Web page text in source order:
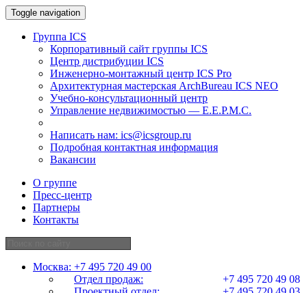
Toggle navigation
Группа ICS
Корпоративный сайт группы ICS
Центр дистрибуции ICS
Инженерно-монтажный центр ICS Pro
Архитектурная мастерская ArchBureau ICS NEO
Учебно-консультационный центр
Управление недвижимостью — E.E.P.M.C.
Написать нам: ics@icsgroup.ru
Подробная контактная информация
Вакансии
О группе
Пресс-центр
Партнеры
Контакты
Москва: +7 495 720 49 00
Отдел продаж:
+7 495 720 49 08